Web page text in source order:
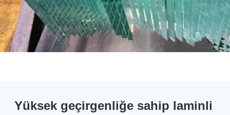
Yüksek geçirgenliğe sahip laminli